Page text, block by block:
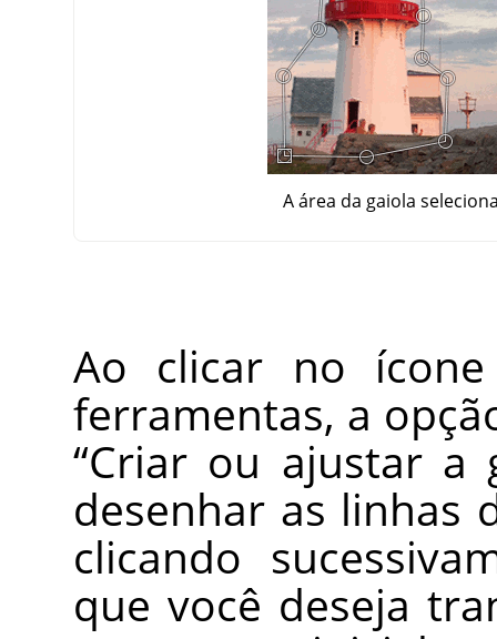
A área da gaiola
Ao clicar no
ferramentas, a
“Criar ou ajustar a
desenhar as linhas
clicando
que você deseja